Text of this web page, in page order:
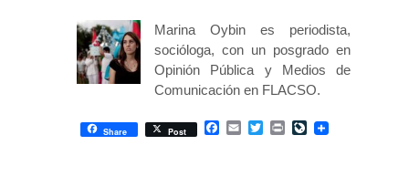
Marina Oybin es periodista,
socióloga, con un posgrado en
Opinión Pública y Medios de
Comunicación en FLACSO.
Share Post Facebook
EmailTwitterPrintLiveJournal